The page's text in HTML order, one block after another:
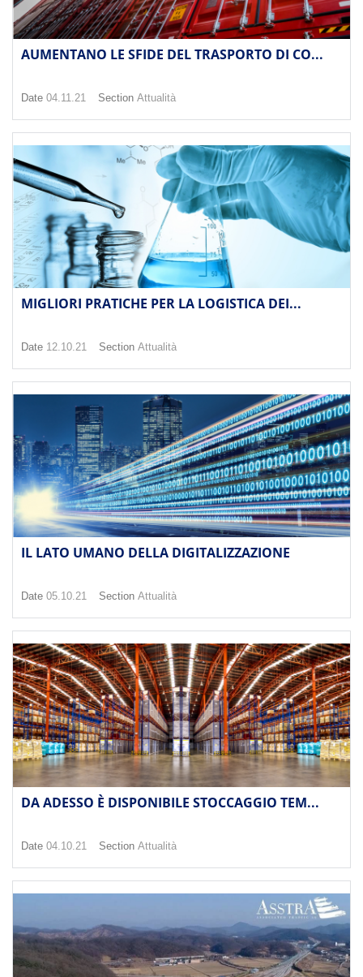
AUMENTANO LE SFIDE DEL TRASPORTO DI CO...
Date 04.11.21 Section Attualità
MIGLIORI PRATICHE PER LA LOGISTICA DEI...
Date 12.10.21 Section Attualità
IL LATO UMANO DELLA DIGITALIZZAZIONE
Date 05.10.21 Section Attualità
DA ADESSO È DISPONIBILE STOCCAGGIO TEM...
Date 04.10.21 Section Attualità